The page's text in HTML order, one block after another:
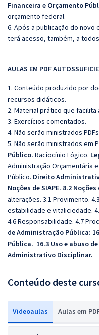
Financeira e Orçamento
orçamento federal.
6. Após a publicação do
terá acesso, também, a
AULAS EM PDF
1. Conteúdo produzido por
recursos didáticos.
2. Material prático que
3. Exercícios comentados.
4. Não serão ministrados
5. Não serão ministrados em
Público. Raciocínio Lógico.
Administração Orçamentária
Público. Direito
Noções de SIAPE. 8.2 Noções
alterações. 3.1 Provimento.
estabilidade e vitaliciedade.
4.6 Responsabilidade. 4.7
de Administração Pública:
Pública. 16.3 Uso e abuso
Administrativo Disciplinar.
Conteúdo deste
Videoaulas Aulas em